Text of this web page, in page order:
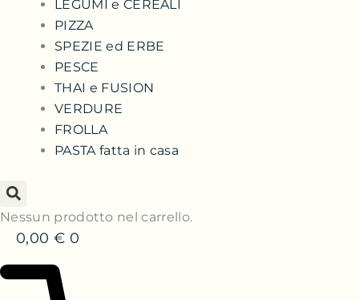
LEGUMI e CEREALI
PIZZA
SPEZIE ed ERBE
PESCE
THAI e FUSION
VERDURE
FROLLA
PASTA fatta in casa
Nessun prodotto nel carrello.
0,00 € 0